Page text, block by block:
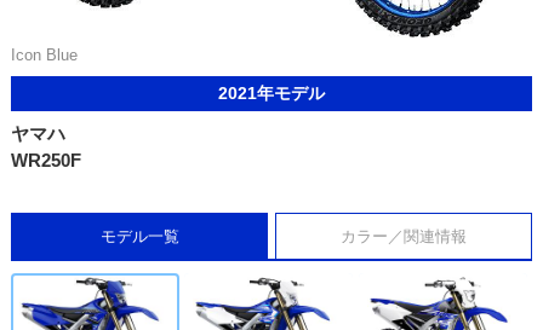
Icon Blue
2021年モデル
ヤマハ
WR250F
モデル一覧 カラー／関連情報